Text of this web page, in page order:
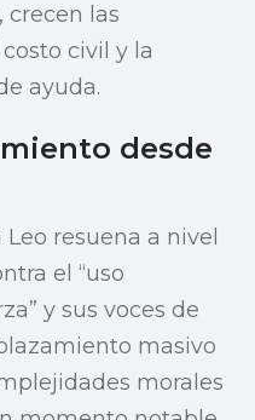
crecen las
civil y la
ayuda.
desde
resuena a nivel
el “uso
y sus voces de
masivo
morales